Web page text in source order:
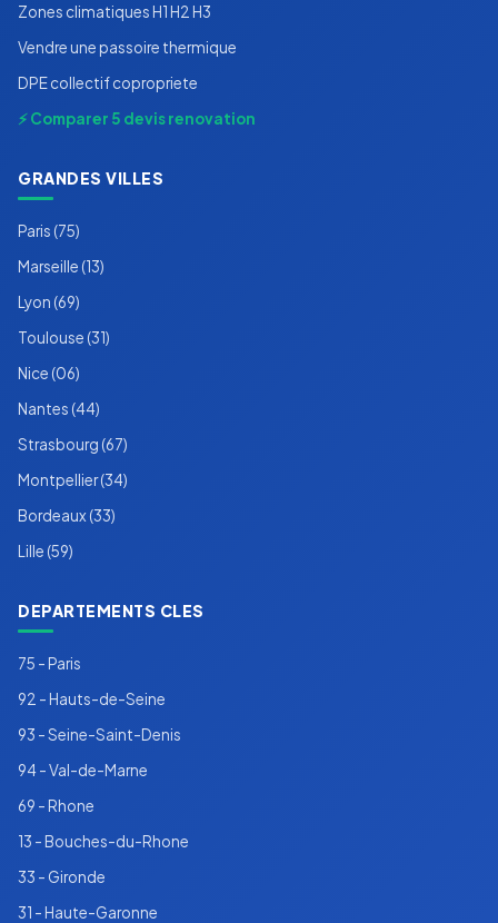
Zones climatiques H1 H2 H3
Vendre une passoire thermique
DPE collectif copropriete
⚡ Comparer 5 devis renovation
GRANDES VILLES
Paris (75)
Marseille (13)
Lyon (69)
Toulouse (31)
Nice (06)
Nantes (44)
Strasbourg (67)
Montpellier (34)
Bordeaux (33)
Lille (59)
DEPARTEMENTS CLES
75 - Paris
92 - Hauts-de-Seine
93 - Seine-Saint-Denis
94 - Val-de-Marne
69 - Rhone
13 - Bouches-du-Rhone
33 - Gironde
31 - Haute-Garonne